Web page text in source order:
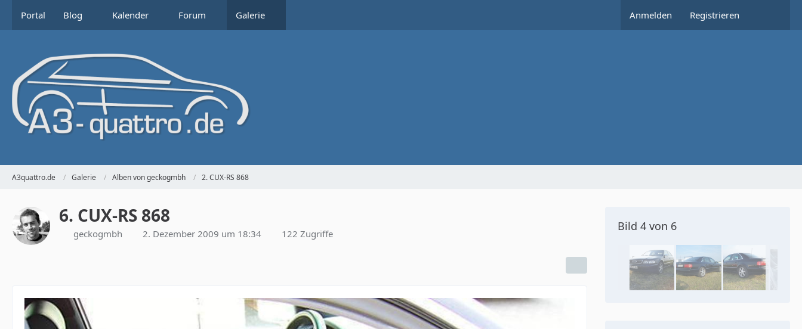
Portal Blog Kalender Forum Galerie Anmelden Registrieren
A3quattro.de Galerie Alben von geckogmbh 2. CUX-RS 868
6. CUX-RS 868
geckogmbh 2. Dezember 2009 um 18:34 122 Zugriffe
Bild 4 von 6